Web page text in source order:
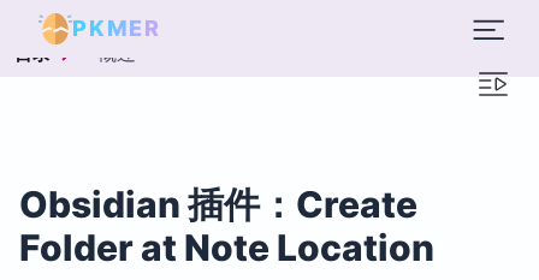
PKMER
目录 概述
Obsidian 插件：Create
Folder at Note Location